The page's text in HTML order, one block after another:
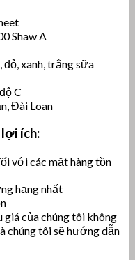
Shaw A
đỏ, xanh, trắng sữa
C
Đài Loan
ích:
với các mặt hàng tồn
hạng nhất
giá của chúng tôi không
chúng tôi sẽ hướng dẫn